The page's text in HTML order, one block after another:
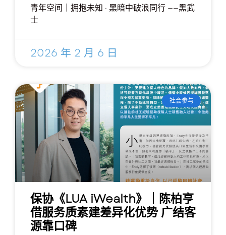
青年空间｜拥抱未知 · 黑暗中破浪同行 ——黑武
士
2026 年 2 月 6 日
社会参与
保协《LUA iWealth》｜陈柏亨
借服务质素建差异化优势 广结客
源靠口碑